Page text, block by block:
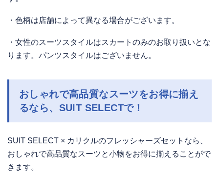
・色柄は店舗によって異なる場合がございます。
・女性のスーツスタイルはスカートのみのお取り扱いとな
ります。パンツスタイルはございません。
おしゃれで高品質なスーツをお得に揃え
るなら、SUIT SELECTで！
SUIT SELECT × カリクルのフレッシャーズセットなら、
おしゃれで高品質なスーツと小物をお得に揃えることがで
きます。